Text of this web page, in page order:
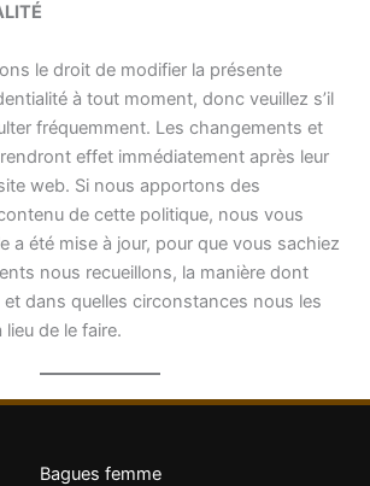
le droit de modifier la présente
à tout moment, donc veuillez s’il
fréquemment. Les changements et
effet immédiatement après leur
web. Si nous apportons des
de cette politique, nous vous
a été mise à jour, pour que vous sachiez
nous recueillons, la manière dont
dans quelles circonstances nous les
lieu de le faire.
Bagues femme